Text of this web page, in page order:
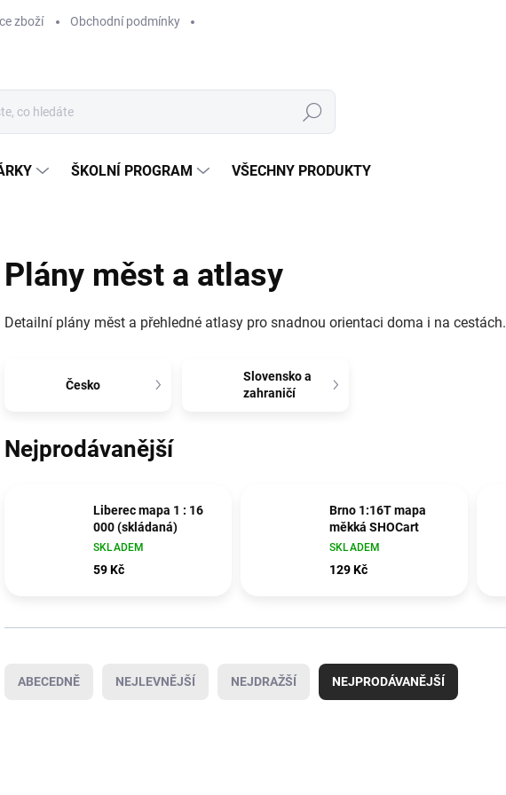
zboží Obchodní podmínky
Hledat
ŠKOLNÍ PROGRAM VŠECHNY PRODUKTY
Plány měst a atlasy
Detailní plány měst a přehledné atlasy pro snadnou orientaci doma i na cestách.
Česko
Slovensko a
zahraničí
Nejprodávanější
Liberec mapa 1 : 16
000 (skládaná)
SKLADEM
59 Kč
Brno 1:16T mapa
měkká SHOCart
SKLADEM
129 Kč
ABECEDNĚ NEJLEVNĚJŠÍ NEJDRAŽŠÍ NEJPRODÁVANĚJŠÍ